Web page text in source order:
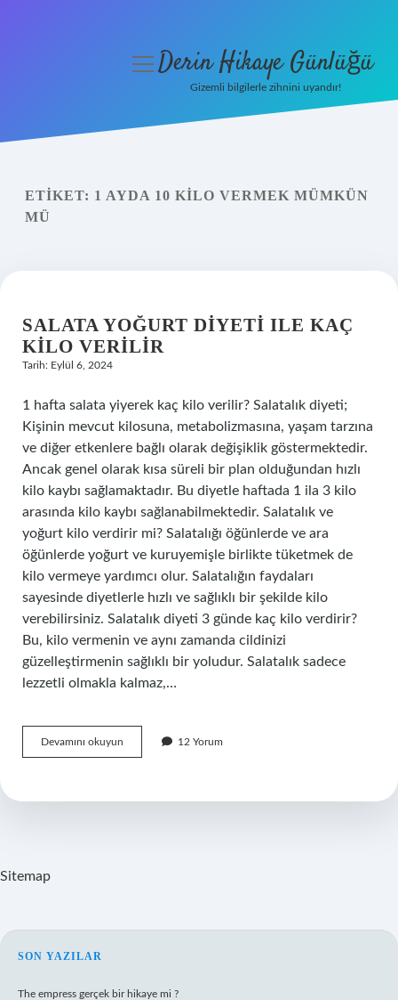
Yasal Uyarı
menüyüDerin Hikaye Günlüğü
Gizemli bilgilerle zihnini uyandır!
ETIKET: 1 AYDA 10 KILO VERMEK MÜMKÜN
MÜ
SALATA YOĞURT DIYETI ILE KAÇ
KILO VERILIR
Tarih: Eylül 6, 2024
1 hafta salata yiyerek kaç kilo verilir? Salatalık diyeti;
Kişinin mevcut kilosuna, metabolizmasına, yaşam tarzına
ve diğer etkenlere bağlı olarak değişiklik göstermektedir.
Ancak genel olarak kısa süreli bir plan olduğundan hızlı
kilo kaybı sağlamaktadır. Bu diyetle haftada 1 ila 3 kilo
arasında kilo kaybı sağlanabilmektedir. Salatalık ve
yoğurt kilo verdirir mi? Salatalığı öğünlerde ve ara
öğünlerde yoğurt ve kuruyemişle birlikte tüketmek de
kilo vermeye yardımcı olur. Salatalığın faydaları
sayesinde diyetlerle hızlı ve sağlıklı bir şekilde kilo
verebilirsiniz. Salatalık diyeti 3 günde kaç kilo verdirir?
Bu, kilo vermenin ve aynı zamanda cildinizi
güzelleştirmenin sağlıklı bir yoludur. Salatalık sadece
lezzetli olmakla kalmaz,…
Devamını okuyun
Yoğurt
Kaç
12 Yorum
Sitemap
SIDEBAR
SON YAZILAR
The empress gerçek bir hikaye mi ?